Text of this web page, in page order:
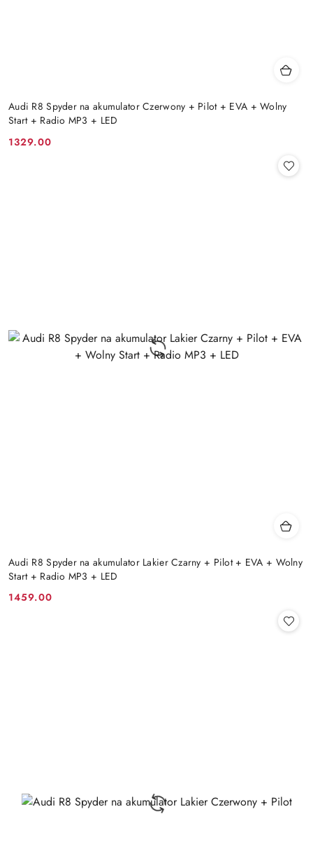
Audi R8 Spyder na akumulator Czerwony + Pilot + EVA + Wolny
Start + Radio MP3 + LED
Cena:
1329.00
Audi R8 Spyder na akumulator Lakier Czarny + Pilot + EVA + Wolny
Start + Radio MP3 + LED
Cena:
1459.00